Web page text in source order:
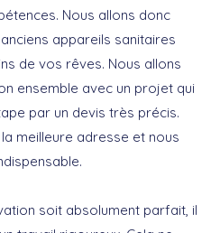
Nous allons donc
appareils sanitaires
de vos rêves. Nous allons
ensemble avec un projet qui
par un devis très précis.
meilleure adresse et nous
soit absolument parfait, il